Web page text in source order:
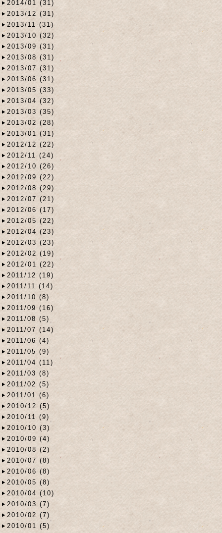
2014/01 (31)
2013/12 (31)
2013/11 (31)
2013/10 (32)
2013/09 (31)
2013/08 (31)
2013/07 (31)
2013/06 (31)
2013/05 (33)
2013/04 (32)
2013/03 (35)
2013/02 (28)
2013/01 (31)
2012/12 (22)
2012/11 (24)
2012/10 (26)
2012/09 (22)
2012/08 (29)
2012/07 (21)
2012/06 (17)
2012/05 (22)
2012/04 (23)
2012/03 (23)
2012/02 (19)
2012/01 (22)
2011/12 (19)
2011/11 (14)
2011/10 (8)
2011/09 (16)
2011/08 (5)
2011/07 (14)
2011/06 (4)
2011/05 (9)
2011/04 (11)
2011/03 (8)
2011/02 (5)
2011/01 (6)
2010/12 (5)
2010/11 (9)
2010/10 (3)
2010/09 (4)
2010/08 (2)
2010/07 (8)
2010/06 (8)
2010/05 (8)
2010/04 (10)
2010/03 (7)
2010/02 (7)
2010/01 (5)